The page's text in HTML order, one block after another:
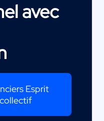
avec
Esprit